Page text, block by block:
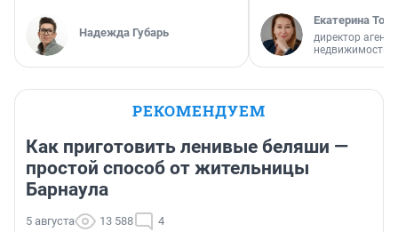
Надежда Губарь
Екатерина
директор
недвижимости
РЕКОМЕНДУЕМ
Как приготовить ленивые беляши —
простой способ от жительницы
Барнаула
5 августа 13 588 4